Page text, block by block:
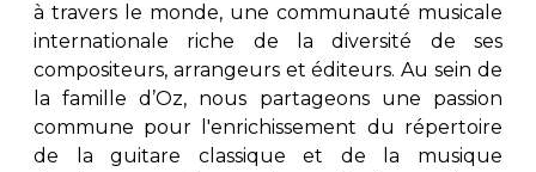
PARTITIONS POUR GUITARE
PARTITIONS POUR AUTRES
INSTRUMENTS
arrangements de qualité.
3 guitares
4 guitares
5 guitares et plus
Ensemble de
Orchestre de guitares
Concerto pour
à travers le monde, une communauté musicale
internationale riche de la diversité de ses
compositeurs, arrangeurs et éditeurs. Au sein de
la famille d’Oz, nous partageons une passion
commune pour l'enrichissement du répertoire
de la guitare classique et de la musique